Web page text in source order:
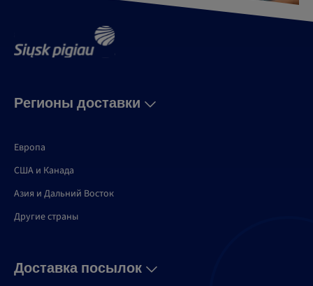
Регионы доставки
Европа
США и Канадa
Азия и Дальний Восток
Другие страны
Доставка посылок